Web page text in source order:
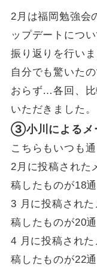
2月は福岡勉強会
ップデートにつ
振り返りを行いま
自分でも驚いた
おらず…各回、比
いただきました。
③小川によるメ
こちらもいつも通
2月に投稿された
稿したものが18通
3 月に投稿され
稿したものが20通
4 月に投稿され
稿したものが22通